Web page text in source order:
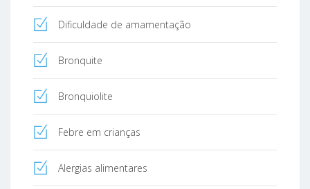
Dificuldade de amamentação
Bronquite
Bronquiolite
Febre em crianças
Alergias alimentares